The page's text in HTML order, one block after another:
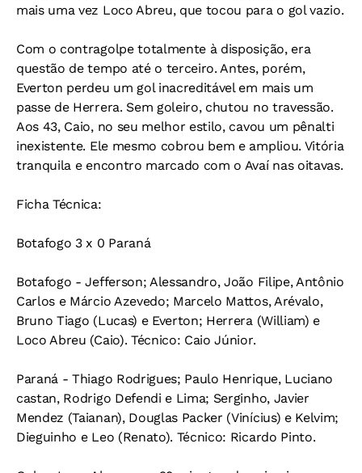
mais uma vez Loco Abreu, que tocou para o gol vazio.
Com o contragolpe totalmente à disposição, era
questão de tempo até o terceiro. Antes, porém,
Everton perdeu um gol inacreditável em mais um
passe de Herrera. Sem goleiro, chutou no travessão.
Aos 43, Caio, no seu melhor estilo, cavou um pênalti
inexistente. Ele mesmo cobrou bem e ampliou. Vitória
tranquila e encontro marcado com o Avaí nas oitavas.
Ficha Técnica:
Botafogo 3 x 0 Paraná
Botafogo - Jefferson; Alessandro, João Filipe, Antônio
Carlos e Márcio Azevedo; Marcelo Mattos, Arévalo,
Bruno Tiago (Lucas) e Everton; Herrera (William) e
Loco Abreu (Caio). Técnico: Caio Júnior.
Paraná - Thiago Rodrigues; Paulo Henrique, Luciano
castan, Rodrigo Defendi e Lima; Serginho, Javier
Mendez (Taianan), Douglas Packer (Vinícius) e Kelvim;
Dieguinho e Leo (Renato). Técnico: Ricardo Pinto.